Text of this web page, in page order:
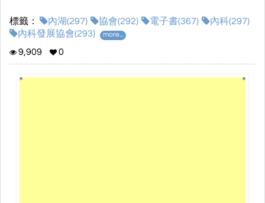
標籤： 內湖(297) 協會(292) 電子書(367)
內科(297)
內科發展協會(293)
more...
9,909 0